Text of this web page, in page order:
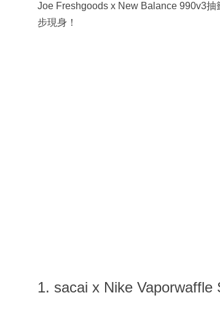
Joe Freshgoods x New Balance 990v3
步現身！
1. sacai x Nike Vaporwaffle